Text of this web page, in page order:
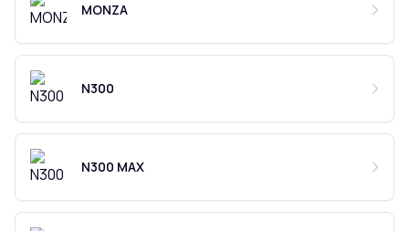
MONZA
N300
N300 MAX